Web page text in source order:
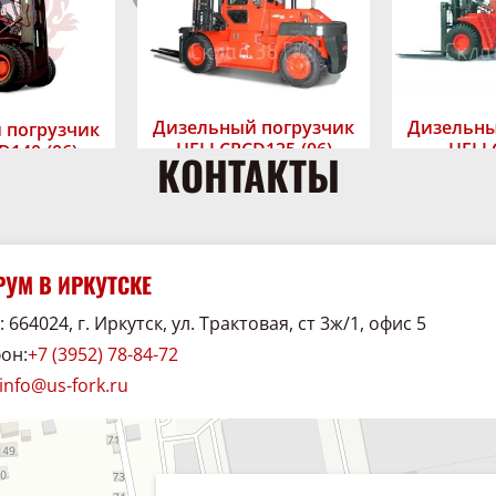
(06)
14000
2000-6500
Дизель
HELI
цену
Дизельный погрузчик
HELI CPCD135-(06)
В наличии
кг:
13500
мм:
Тип двигателя:
Марка:
HELI
HELI
кг:
Марка:
КОНТАКТЫ
В ИРКУТСКЕ
664024, г. Иркутск, ул. Трактовая, ст 3ж/1, офис 5
+7 (3952) 78-84-72
info@us-fork.ru
и спецавтомобили в Иркутске